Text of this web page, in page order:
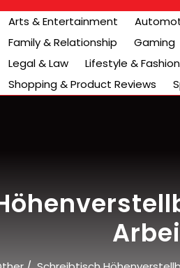
Arts & Entertainment
Family & Relationship
Gaming
Legal & Law
Lifestyle & Fashion
Shopping & Product Reviews